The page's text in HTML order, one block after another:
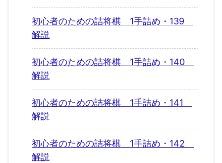
初心者のための詰将棋 1手詰め・139
解説
初心者のための詰将棋 1手詰め・140
解説
初心者のための詰将棋 1手詰め・141
解説
初心者のための詰将棋 1手詰め・142
解説